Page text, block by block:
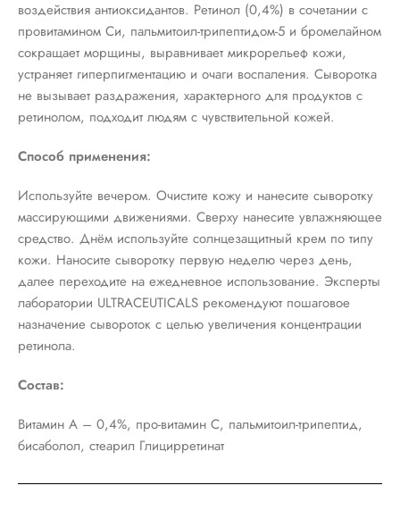
воздействия антиоксидантов. Ретинол (0,4%) в сочетании с
провитамином Си, пальмитоил-трипептидом-5 и бромелайном
сокращает морщины, выравнивает микрорельеф кожи,
устраняет гиперпигментацию и очаги воспаления. Сыворотка
не вызывает раздражения, характерного для продуктов с
ретинолом, подходит людям с чувствительной кожей.
Способ применения:
Используйте вечером. Очистите кожу и нанесите сыворотку
массирующими движениями. Сверху нанесите увлажняющее
средство. Днём используйте солнцезащитный крем по типу
кожи. Наносите сыворотку первую неделю через день,
далее переходите на ежедневное использование. Эксперты
лаборатории ULTRACEUTICALS рекомендуют пошаговое
назначение сывороток с целью увеличения концентрации
ретинола.
Состав:
Витамин A – 0,4%, про-витамин C, пальмитоил-трипептид,
бисаболол, стеарил Глицирретинат